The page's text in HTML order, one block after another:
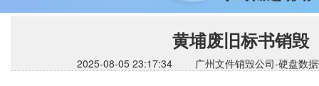
黄埔废旧标书销毁
2025-08-05 23:17:34 广州文件销毁公司-硬盘数